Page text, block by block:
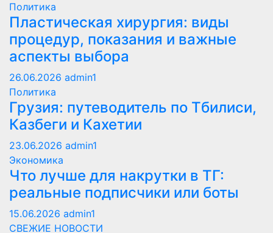
Политика
Пластическая хирургия: виды
процедур, показания и важные
аспекты выбора
26.06.2026 admin1
Политика
Грузия: путеводитель по Тбилиси,
Казбеги и Кахетии
23.06.2026 admin1
Экономика
Что лучше для накрутки в ТГ:
реальные подписчики или боты
15.06.2026 admin1
СВЕЖИЕ НОВОСТИ